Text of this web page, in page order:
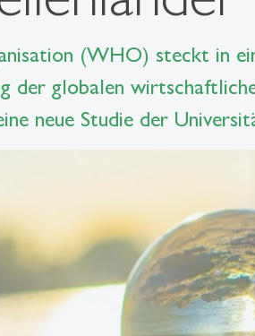
(WHO) steckt in
der globalen
neue Studie der